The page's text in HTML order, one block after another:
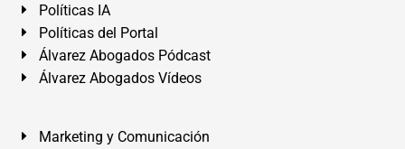
Políticas IA
Políticas del Portal
Álvarez Abogados Pódcast
Álvarez Abogados Vídeos
Marketing y Comunicación